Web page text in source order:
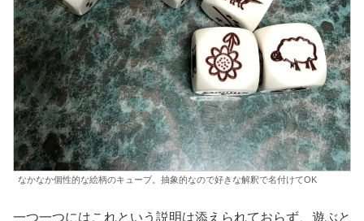
なかなか個性的な絵柄のキューブ。抽象的なので好きな解釈で名付けてOK
一つ一つにはこれという説明は添えられておらず、遊ぶと